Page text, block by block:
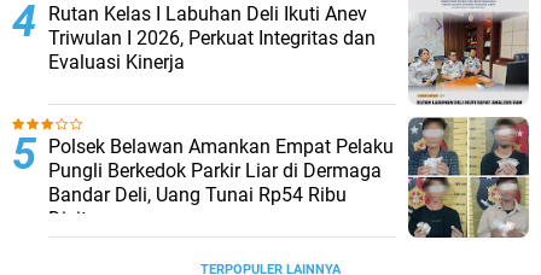
Rutan Kelas I Labuhan Deli Ikuti Anev
Triwulan I 2026, Perkuat Integritas dan
Evaluasi Kinerja
Polsek Belawan Amankan Empat Pelaku
Pungli Berkedok Parkir Liar di Dermaga
Bandar Deli, Uang Tunai Rp54 Ribu
Disita
TERPOPULER LAINNYA